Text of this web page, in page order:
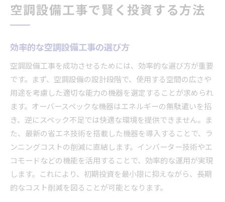
未来を見据えた空調設備工事の選び方
空調設備工事で環境に優しい選択を
新技術導入で省エネを実現する方法
空調設備工事の市場動向を読む
未来志向の空調設備工事で差をつける
空調設備工事の効率的な投資戦略
空調設備工事の投資でリスクを抑える
コンパクトな空調設備工事の活用法
空調設備工事の費用対効果を検証する
知っておきたい投資戦略の基本
空調設備工事で持続可能な社会を築く
空調設備工事で賢く投資する方法
効率的な空調設備工事の選び方
空調設備工事を成功させるためには、効率的な選び方が重要
です。まず、空調設備の設計段階で、使用する空間の広さや
用途を考慮した適切な能力の機器を選定することが求められ
ます。オーバースペックな機器はエネルギーの無駄遣いを招
き、逆にスペック不足では快適な環境を提供できません。ま
た、最新の省エネ技術を搭載した機器を導入することで、ラ
ンニングコストの削減に直結します。インバーター技術やエ
コモードなどの機能を活用することで、効率的な運用が実現
します。これにより、初期投資を最小限に抑えながら、長期
的なコスト削減を図ることが可能となります。